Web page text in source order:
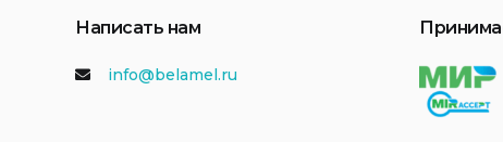
Написать нам
info@belamel.ru